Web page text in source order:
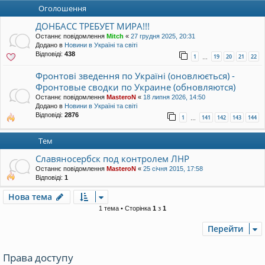
Оголошення
ДОНБАСС ТРЕБУЕТ МИРА!!!
Останнє повідомлення Mitch « 27 грудня 2025, 20:31
Додано в Новини в Україні та світі
Відповіді: 438 1 … 19 20 21 22
Фронтові зведення по Україні (оновлюється) -
Фронтовые сводки по Украине (обновляются)
Останнє повідомлення MasteroN « 18 липня 2026, 14:50
Додано в Новини в Україні та світі
Відповіді: 2876 1 … 141 142 143 144
Тем
Славяносербск под контролем ЛНР
Останнє повідомлення MasteroN « 25 січня 2015, 17:58
Відповіді: 1
Нова тема
1 тема • Сторінка 1 з 1
Перейти
Права доступу